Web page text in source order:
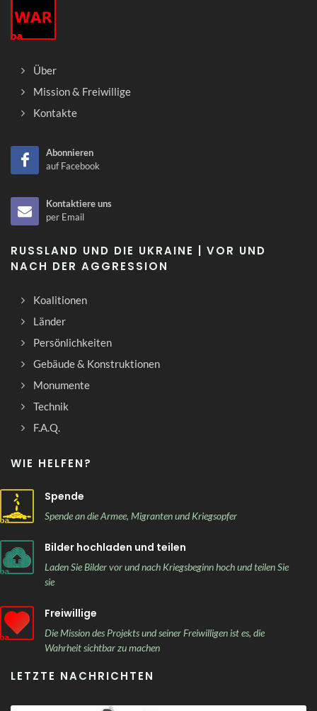
Über
Mission & Freiwillige
Kontakte
Abonnieren
auf Facebook
Kontaktiere uns
per Email
RUSSLAND UND DIE UKRAINE | VOR UND
NACH DER AGGRESSION
Koalitionen
Länder
Persönlichkeiten
Gebäude & Konstruktionen
Monumente
Technik
F.A.Q.
WIE HELFEN?
Spende
Spende an die Armee, Migranten und Kriegsopfer
Bilder hochladen und teilen
Laden Sie Bilder vor und nach Kriegsbeginn hoch und teilen Sie
sie
Freiwillige
Die Mission des Projekts und seiner Freiwilligen ist es, die
Wahrheit sichtbar zu machen
LETZTE NACHRICHTEN